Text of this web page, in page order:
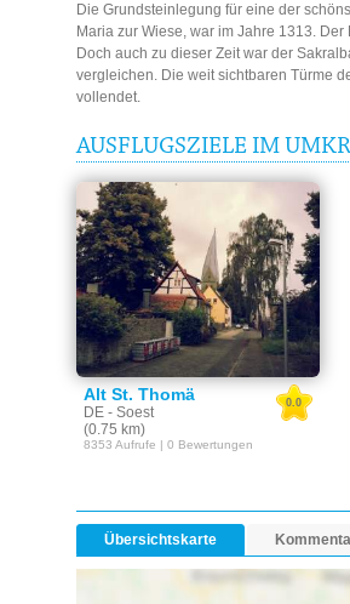
Die Grundsteinlegung für eine der
Maria zur Wiese, war im Jahre 1313.
Doch auch zu dieser Zeit war der
vergleichen. Die weit sichtbaren Türme
vollendet.
AUSFLUGSZIELE IM
Alt St. Thomä
DE - Soest
(0.75 km)
0.0
8353 Aufrufe | 0 Bewertungen
Übersichtskarte